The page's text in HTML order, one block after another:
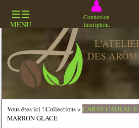
☰☰
MENU
Connexion
Inscription.
DES
Vous êtes ici ! Collections >CARTE CADEAU
MARRON GLACE